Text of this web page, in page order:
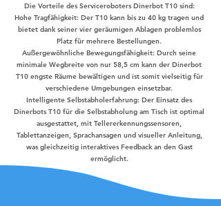
Die Vorteile des Serviceroboters Dinerbot T10 sind:
Hohe Tragfähigkeit: Der T10 kann bis zu 40 kg tragen und
bietet dank seiner vier geräumigen Ablagen problemlos
Platz für mehrere Bestellungen.
Außergewöhnliche Bewegungsfähigkeit: Durch seine
minimale Wegbreite von nur 58,5 cm kann der Dinerbot
T10 engste Räume bewältigen und ist somit vielseitig für
verschiedene Umgebungen einsetzbar.
Intelligente Selbstabholerfahrung: Der Einsatz des
Dinerbots T10 für die Selbstabholung am Tisch ist optimal
ausgestattet, mit Tellererkennungssensoren,
Tablettanzeigen, Sprachansagen und visueller Anleitung,
was gleichzeitig interaktives Feedback an den Gast
ermöglicht.